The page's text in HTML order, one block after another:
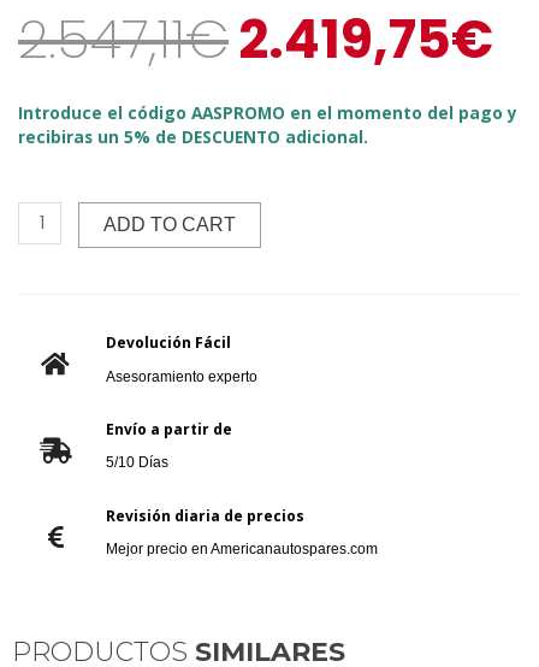
2.547,11€2.419,75€
Introduce el código AASPROMO en el momento del pago y
recibiras un 5% de DESCUENTO adicional.
ADD TO CART
Devolución Fácil
Asesoramiento experto
Envío a partir de
5/10 Días
Revisión diaria de precios
Mejor precio en Americanautospares.com
PRODUCTOS SIMILARES